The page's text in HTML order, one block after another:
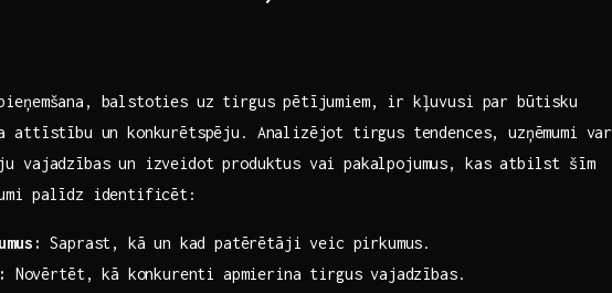
pieņemšana, balstoties uz tirgus pētījumiem, ir kļuvusi ​par būtisku
attīstību un konkurētspēju. Analizējot tirgus​ tendences, uzņēmumi var
vajadzības un izveidot produktus vai pakalpojumus, kas atbilst šīm
palīdz identificēt:
Saprast, kā un⁣ kad patērētāji veic pirkumus.
⁣Novērtēt, kā konkurenti apmierina tirgus vajadzības.